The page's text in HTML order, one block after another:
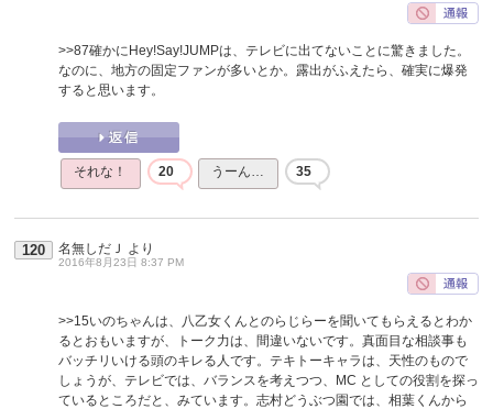
>>87確かにHey!Say!JUMPは、テレビに出てないことに驚きました。
なのに、地方の固定ファンが多いとか。露出がふえたら、確実に爆発
すると思います。
それな！ 20 うーん… 35
120 名無しだＪ より
2016年8月23日 8:37 PM
>>15いのちゃんは、八乙女くんとのらじらーを聞いてもらえるとわか
るとおもいますが、トーク力は、間違いないです。真面目な相談事も
バッチリいける頭のキレる人です。テキトーキャラは、天性のもので
しょうが、テレビでは、バランスを考えつつ、MC としての役割を探っ
ているところだと、みています。志村どうぶつ園では、相葉くんから